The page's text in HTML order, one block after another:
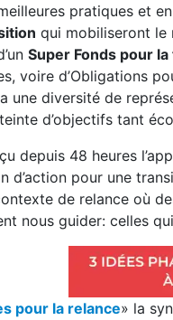
pratiques et
qui mobiliseront le
Super Fonds pour
voire d’Obligations
une diversité de
d’objectifs tant
depuis 48 heures
d’action pour une
de relance où
nous guider: celles
pour la relance» la